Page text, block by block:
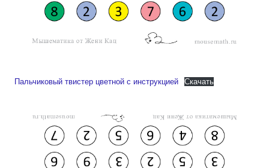
Пальчиковый твистер цветной с инструкцией Скачать